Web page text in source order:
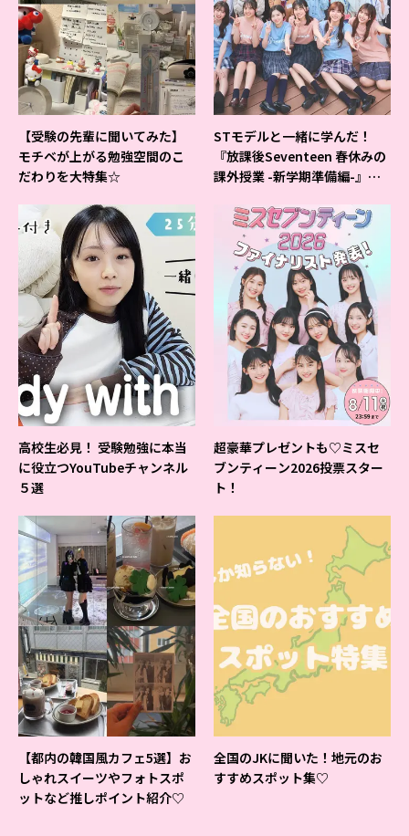
【受験の先輩に聞いてみた】
モチベが上がる勉強空間のこ
だわりを大特集☆
STモデルと一緒に学んだ！
『放課後Seventeen 春休みの
課外授業 -新学期準備編-』イ
高校生必見！ 受験勉強に本当
に役立つYouTubeチャンネル
５選
超豪華プレゼントも♡ミスセ
ブンティーン2026投票スター
ト！
【都内の韓国風カフェ5選】お
しゃれスイーツやフォトスポ
ットなど推しポイント紹介♡
全国のJKに聞いた！地元のお
すすめスポット集♡